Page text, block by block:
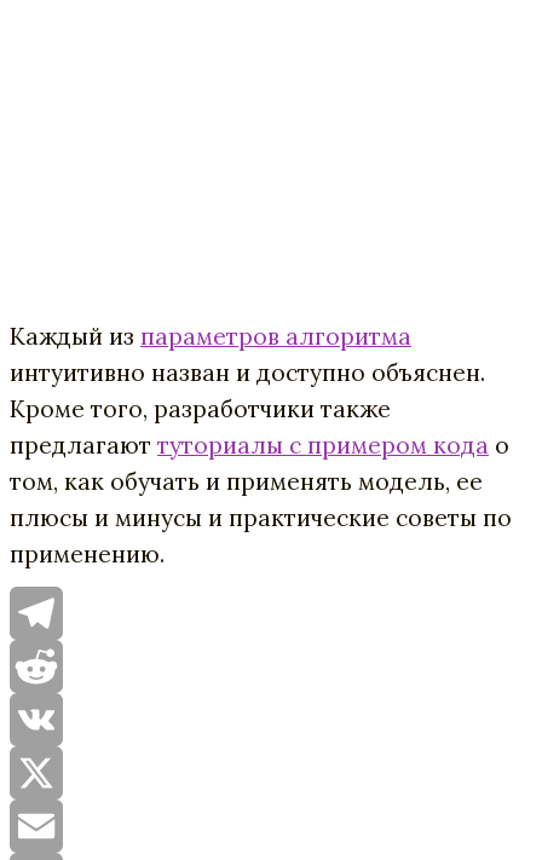
Каждый из параметров алгоритма
интуитивно назван и доступно объяснен.
Кроме того, разработчики также
предлагают туториалы с примером кода о
том, как обучать и применять модель, ее
плюсы и минусы и практические советы по
применению.
Telegram
Reddit
VK
X